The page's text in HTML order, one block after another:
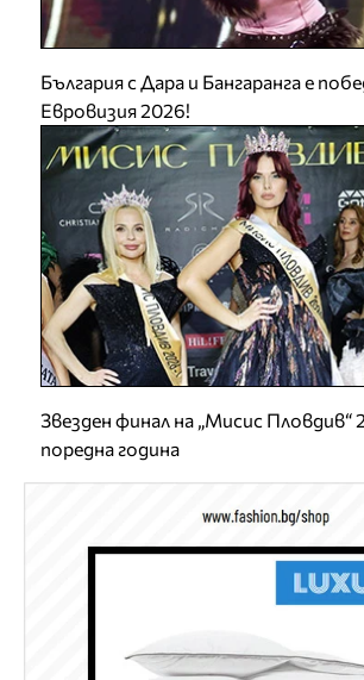
България с Дара и Бангаранга е
Евровизия 2026!
Звезден финал на „Мисис
поредна година